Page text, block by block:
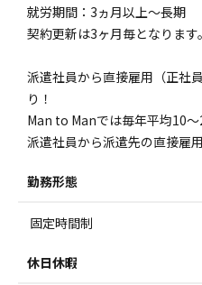
就労期間：3ヵ月以上～長期
契約更新は3ヶ月毎となります。
派遣社員から直接雇用（正社
り！
Man to Manでは毎年平均10
派遣社員から派遣先の直接雇
勤務形態
固定時間制
休日休暇